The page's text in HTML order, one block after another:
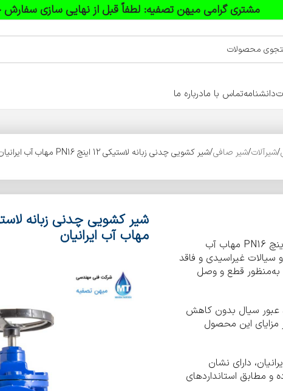
مشتری گرامی میهن تصفیه: لطفاً قبل از نهایی سازی
دانشنامهتماس با مادرباره ما
شیرآلات شیر صافی شیر کشویی چدنی زبانه لاستیکی 12 اینچ PN16 مهاب آب ایرانیان
شیر کشویی چدنی زبانه لاستیکی 12 اینچ PN16 مهاب آب
سیالات غیر‌اسیدی و فاقد
سانتی‌گراد، به‌منظور قطع و وصل
عبور سیال بدون کاهش
این محصول
دارای نشان
و مطابق استاندارد‌های
مهاب آب ایرانیان